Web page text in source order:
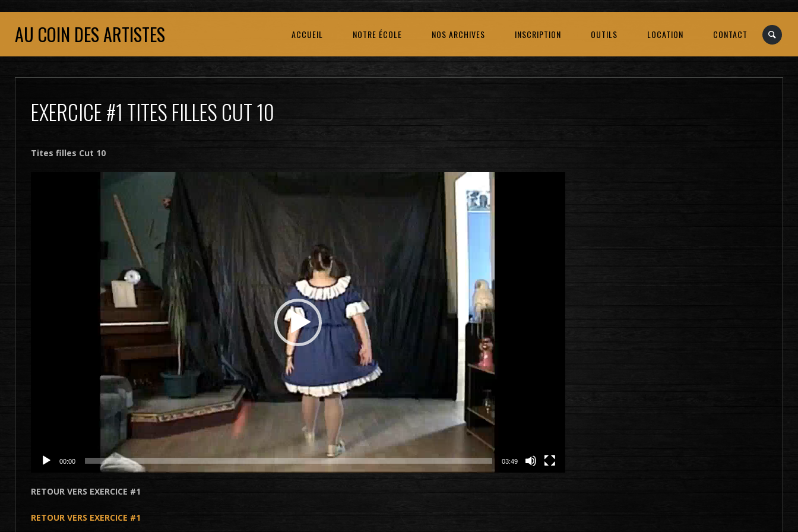
AU COIN DES ARTISTES ACCUEIL NOTRE ÉCOLE NOS ARCHIVES INSCRIPTION OUTILS LOCATION CONTACT
EXERCICE #1 TITES FILLES CUT 10
Tites filles Cut 10
00:00 03:49
RETOUR VERS EXERCICE #1
RETOUR VERS EXERCICE #1